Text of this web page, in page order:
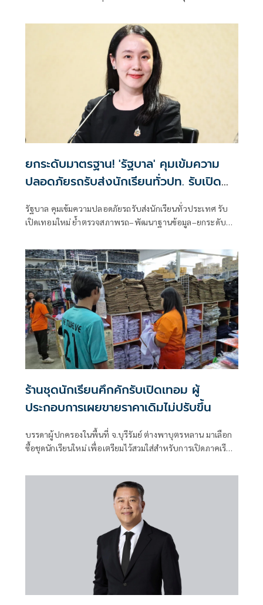
ฤดูกาล
ยกระดับมาตรฐาน! 'รัฐบาล' คุมเข้มความ
ปลอดภัยรถรับส่งนักเรียนทั่วปท. รับเปิด
รัฐบาล คุมเข้มความปลอดภัยรถรับส่งนักเรียนทั่วประเทศ รับ
เปิดเทอมใหม่ ย้ำตรวจสภาพรถ–พัฒนาฐานข้อมูล–ยกระดับ
ร้านชุดนักเรียนคึกคักรับเปิดเทอม ผู้
ประกอบการเผยขายราคาเดิมไม่ปรับขึ้น
บรรดาผู้ปกครองในพื้นที่ จ.บุรีรัมย์ ต่างพาบุตรหลาน มาเลือก
ซื้อชุดนักเรียนใหม่ เพื่อเตรียมไว้สวมใส่สำหรับการเปิดภาคเรียน
ต่างๆ เป็นไปอย่างคึกคัก ขณะเดียวกันพบว่า เงินอุดหนุนค่าชุด
นักเรียนที่รัฐจ่ายให้ ไม่เพียงพอกับค่าใช้จ่ายจริง